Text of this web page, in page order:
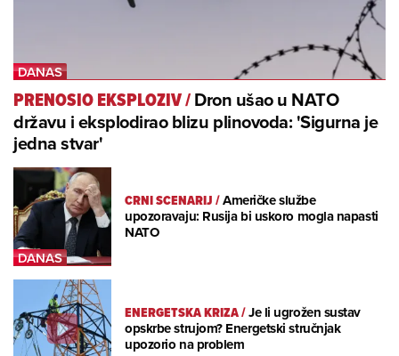
PRENOSIO EKSPLOZIV/Dron ušao u NATO
državu i eksplodirao blizu plinovoda: 'Sigurna je
jedna stvar'
CRNI SCENARIJ/Američke službe
upozoravaju: Rusija bi uskoro mogla napasti
NATO
ENERGETSKA KRIZA/Je li ugrožen sustav
opskrbe strujom? Energetski stručnjak
upozorio na problem